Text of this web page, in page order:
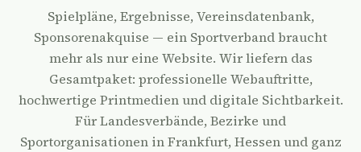
Spielpläne, Ergebnisse, Vereinsdatenbank,
Sponsorenakquise — ein Sportverband braucht
mehr als nur eine Website. Wir liefern das
Gesamtpaket: professionelle Webauftritte,
hochwertige Printmedien und digitale Sichtbarkeit.
Für Landesverbände, Bezirke und
Sportorganisationen in Frankfurt, Hessen und ganz